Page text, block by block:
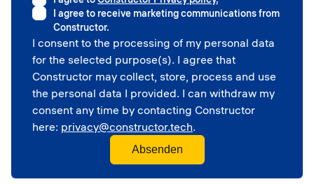
Higher education
Government
Professional sport
Corporate
School
I agree to receive marketing communications from
Constructor.
I consent to the processing of my personal data
for the selected purpose(s). I agree that
Constructor may collect, store, process and use
the personal data I provided. I can withdraw my
consent any time by contacting Constructor
here: privacy@constructor.tech.